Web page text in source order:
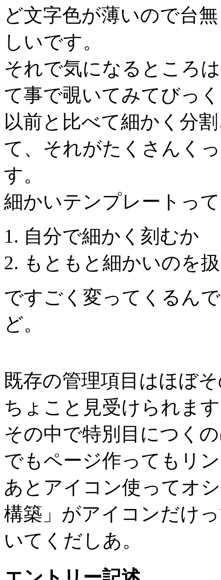
ど文字色が薄いので台
しいです。
それで気になるところ
て事で覗いてみてびっ
以前と比べて細かく分
て、それがたくさんく
す。
細かいテンプレートって
自分で細かく刻むか
もともと細かいのを
ですごく変ってくるん
ど。
既存の管理項目はほぼ
ちょこと見受けられま
その中で特別目につくの
でもページ作ってもリ
あとアイコン使ってオ
構築」がアイコンだけ
いてくだしあ。